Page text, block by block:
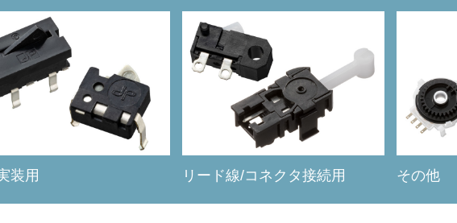
装用 リード線/コネクタ接続用 その他